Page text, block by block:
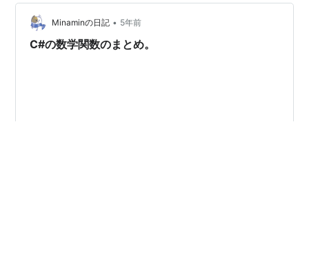
Minaminの日記 • 5年前
C#の数学関数のまとめ。